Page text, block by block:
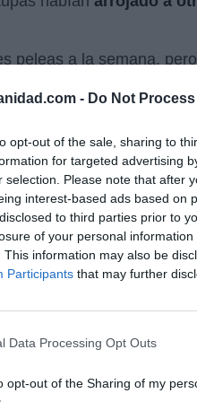
- Do Not
opt-out of the sale, sharing to
for targeted advertising
selection. Please note that after
interest-based ads based on
to third parties prior to
of your personal
This information may also be
Participants that may further
Data Processing Opt Outs
opt-out of the Sharing of my
peleas a la semana,
acapare titulares,
uno de los okupas
el grupo de
la 'víctima' pide
son seguras, lo dice
en Ceuta,
de una mujer
de sus hijas